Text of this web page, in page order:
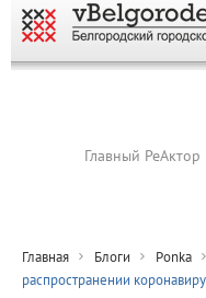
Главный РеАктор
Главная Блоги Ponka
распространении